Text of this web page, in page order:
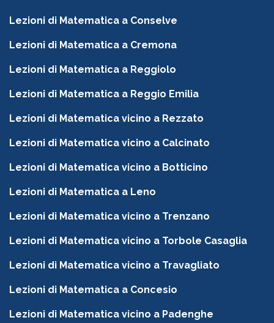
Lezioni di Matematica a Conselve
Lezioni di Matematica a Cremona
Lezioni di Matematica a Reggiolo
Lezioni di Matematica a Reggio Emilia
Lezioni di Matematica vicino a Rezzato
Lezioni di Matematica vicino a Calcinato
Lezioni di Matematica vicino a Botticino
Lezioni di Matematica a Leno
Lezioni di Matematica vicino a Trenzano
Lezioni di Matematica vicino a Torbole Casaglia
Lezioni di Matematica vicino a Travagliato
Lezioni di Matematica a Concesio
Lezioni di Matematica vicino a Padenghe